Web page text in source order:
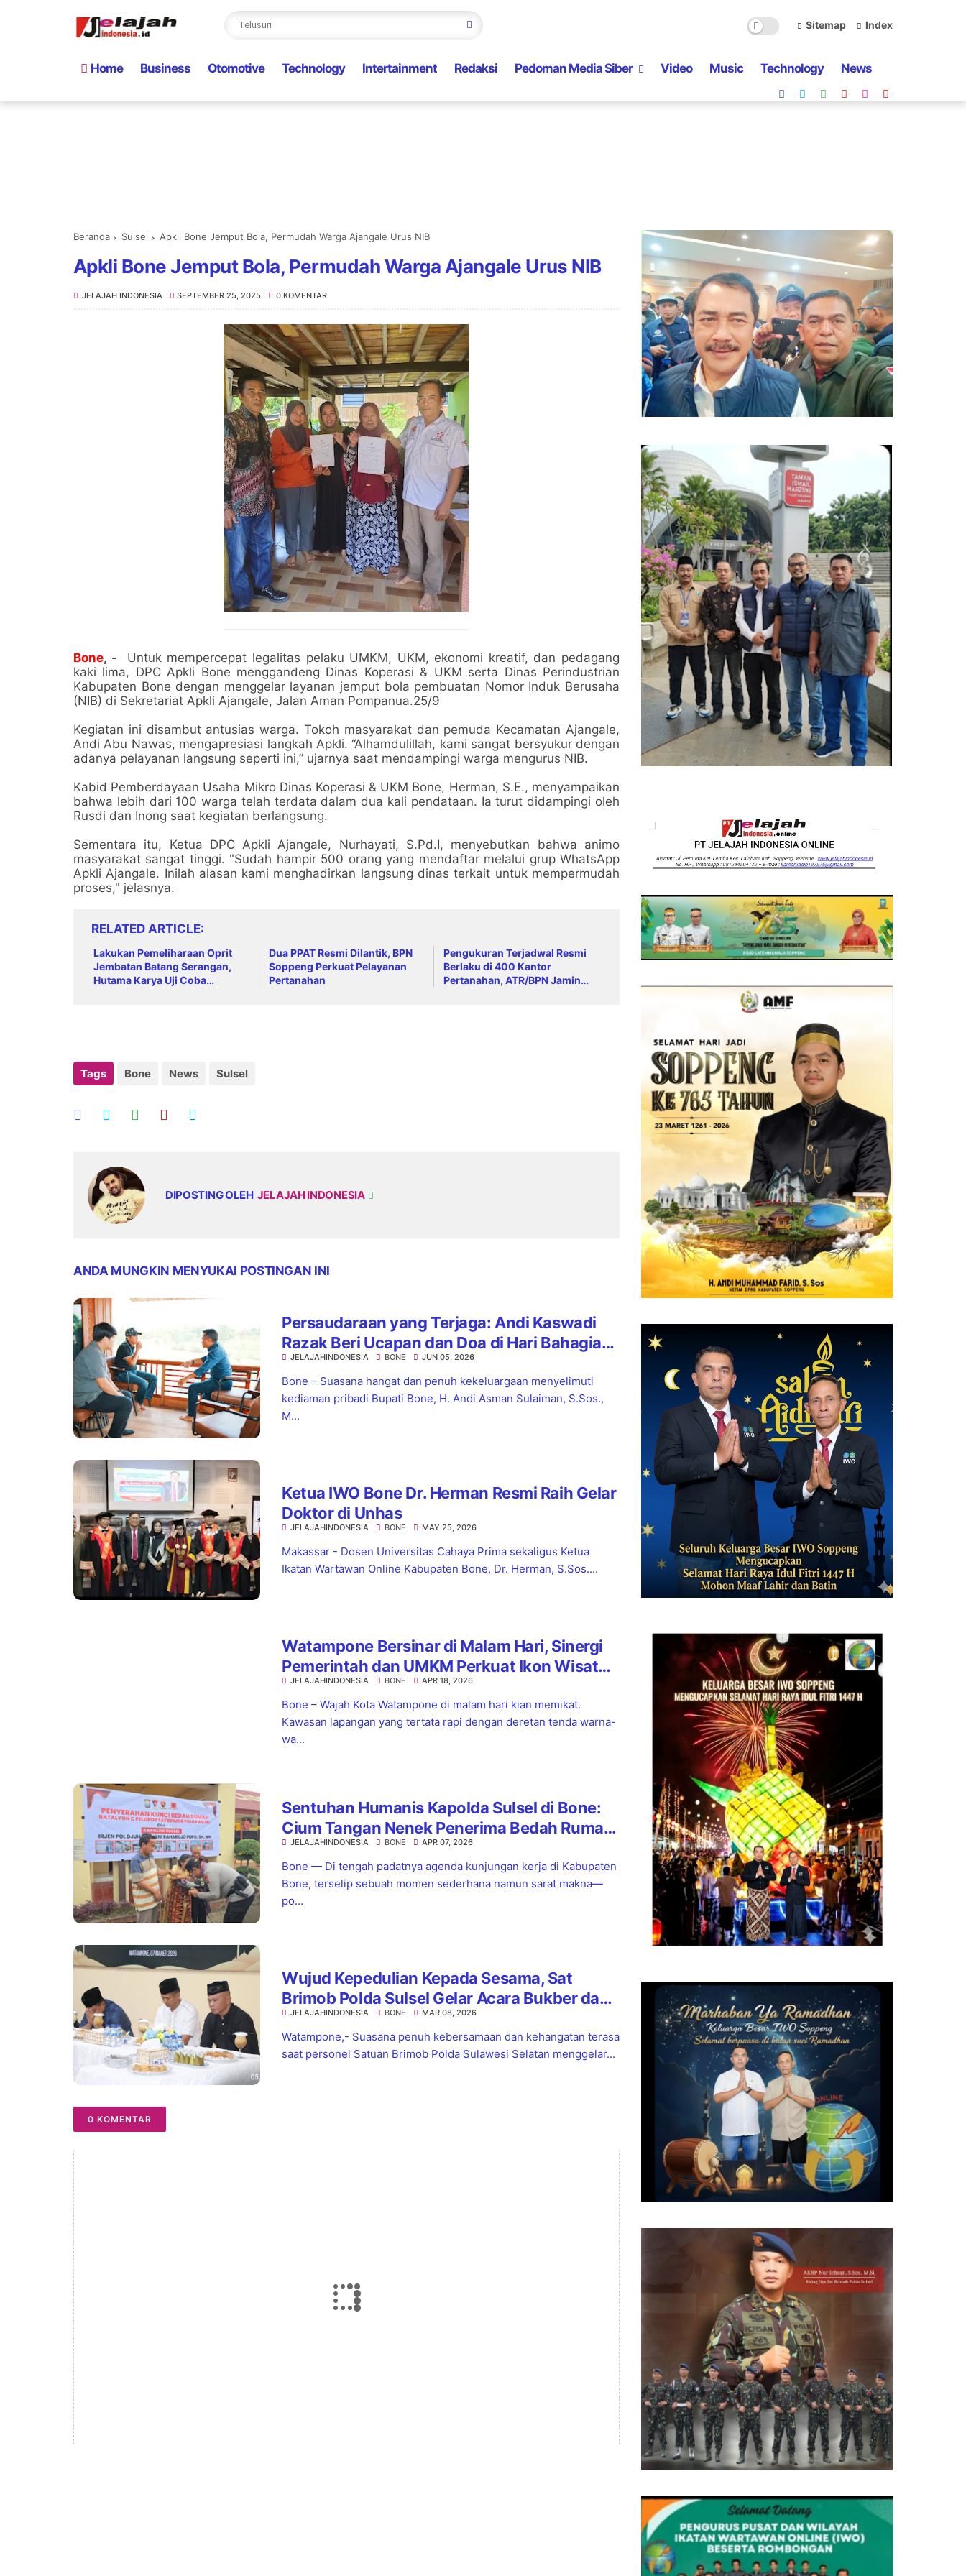
Sitemap Index
Home Business Otomotive Technology Intertainment Redaksi Pedoman Media Siber Video Music Technology News
Beranda Sulsel Apkli Bone Jemput Bola, Permudah Warga Ajangale Urus NIB
Apkli Bone Jemput Bola, Permudah Warga Ajangale Urus NIB
JELAJAH INDONESIA SEPTEMBER 25, 2025 0 KOMENTAR
Bone, -
Untuk mempercepat legalitas pelaku UMKM, UKM, ekonomi kreatif, dan pedagang
kaki lima, DPC Apkli Bone menggandeng Dinas Koperasi & UKM serta Dinas Perindustrian
Kabupaten Bone dengan menggelar layanan jemput bola pembuatan Nomor Induk Berusaha
(NIB) di Sekretariat Apkli Ajangale, Jalan Aman Pompanua.25/9
Kegiatan ini disambut antusias warga. Tokoh masyarakat dan pemuda Kecamatan Ajangale,
Andi Abu Nawas, mengapresiasi langkah Apkli. “Alhamdulillah, kami sangat bersyukur dengan
adanya pelayanan langsung seperti ini,” ujarnya saat mendampingi warga mengurus NIB.
Kabid Pemberdayaan Usaha Mikro Dinas Koperasi & UKM Bone, Herman, S.E., menyampaikan
bahwa lebih dari 100 warga telah terdata dalam dua kali pendataan. Ia turut didampingi oleh
Rusdi dan Inong saat kegiatan berlangsung.
Sementara itu, Ketua DPC Apkli Ajangale, Nurhayati, S.Pd.I, menyebutkan bahwa animo
masyarakat sangat tinggi. "Sudah hampir 500 orang yang mendaftar melalui grup WhatsApp
Apkli Ajangale. Inilah alasan kami menghadirkan langsung dinas terkait untuk mempermudah
proses," jelasnya.
RELATED ARTICLE
Lakukan Pemeliharaan Oprit
Jembatan Batang Serangan,
Hutama Karya Uji Coba
Dua PPAT Resmi Dilantik, BPN
Soppeng Perkuat Pelayanan
Pertanahan
Pengukuran Terjadwal Resmi
Berlaku di 400 Kantor
Pertanahan, ATR/BPN Jamin
Tags Bone News Sulsel
DIPOSTING OLEH JELAJAH INDONESIA
ANDA MUNGKIN MENYUKAI POSTINGAN INI
Persaudaraan yang Terjaga: Andi Kaswadi
Razak Beri Ucapan dan Doa di Hari Bahagia
Bupati Bone
JELAJAHINDONESIA BONE JUN 05, 2026
Bone – Suasana hangat dan penuh kekeluargaan menyelimuti
kediaman pribadi Bupati Bone, H. Andi Asman Sulaiman, S.Sos.,
M...
Ketua IWO Bone Dr. Herman Resmi Raih Gelar
Doktor di Unhas
JELAJAHINDONESIA BONE MAY 25, 2026
Makassar - Dosen Universitas Cahaya Prima sekaligus Ketua
Ikatan Wartawan Online Kabupaten Bone, Dr. Herman, S.Sos....
Watampone Bersinar di Malam Hari, Sinergi
Pemerintah dan UMKM Perkuat Ikon Wisata
Kota
JELAJAHINDONESIA BONE APR 18, 2026
Bone – Wajah Kota Watampone di malam hari kian memikat.
Kawasan lapangan yang tertata rapi dengan deretan tenda warna-
wa...
Sentuhan Humanis Kapolda Sulsel di Bone:
Cium Tangan Nenek Penerima Bedah Rumah,
Hadirkan Haru dan Teladan
JELAJAHINDONESIA BONE APR 07, 2026
Bone — Di tengah padatnya agenda kunjungan kerja di Kabupaten
Bone, terselip sebuah momen sederhana namun sarat makna—
po...
Wujud Kepedulian Kepada Sesama, Sat
Brimob Polda Sulsel Gelar Acara Bukber dan
Bagi Paket Ramadan
JELAJAHINDONESIA BONE MAR 08, 2026
Watampone,- Suasana penuh kebersamaan dan kehangatan terasa
saat personel Satuan Brimob Polda Sulawesi Selatan menggelar...
0 KOMENTAR